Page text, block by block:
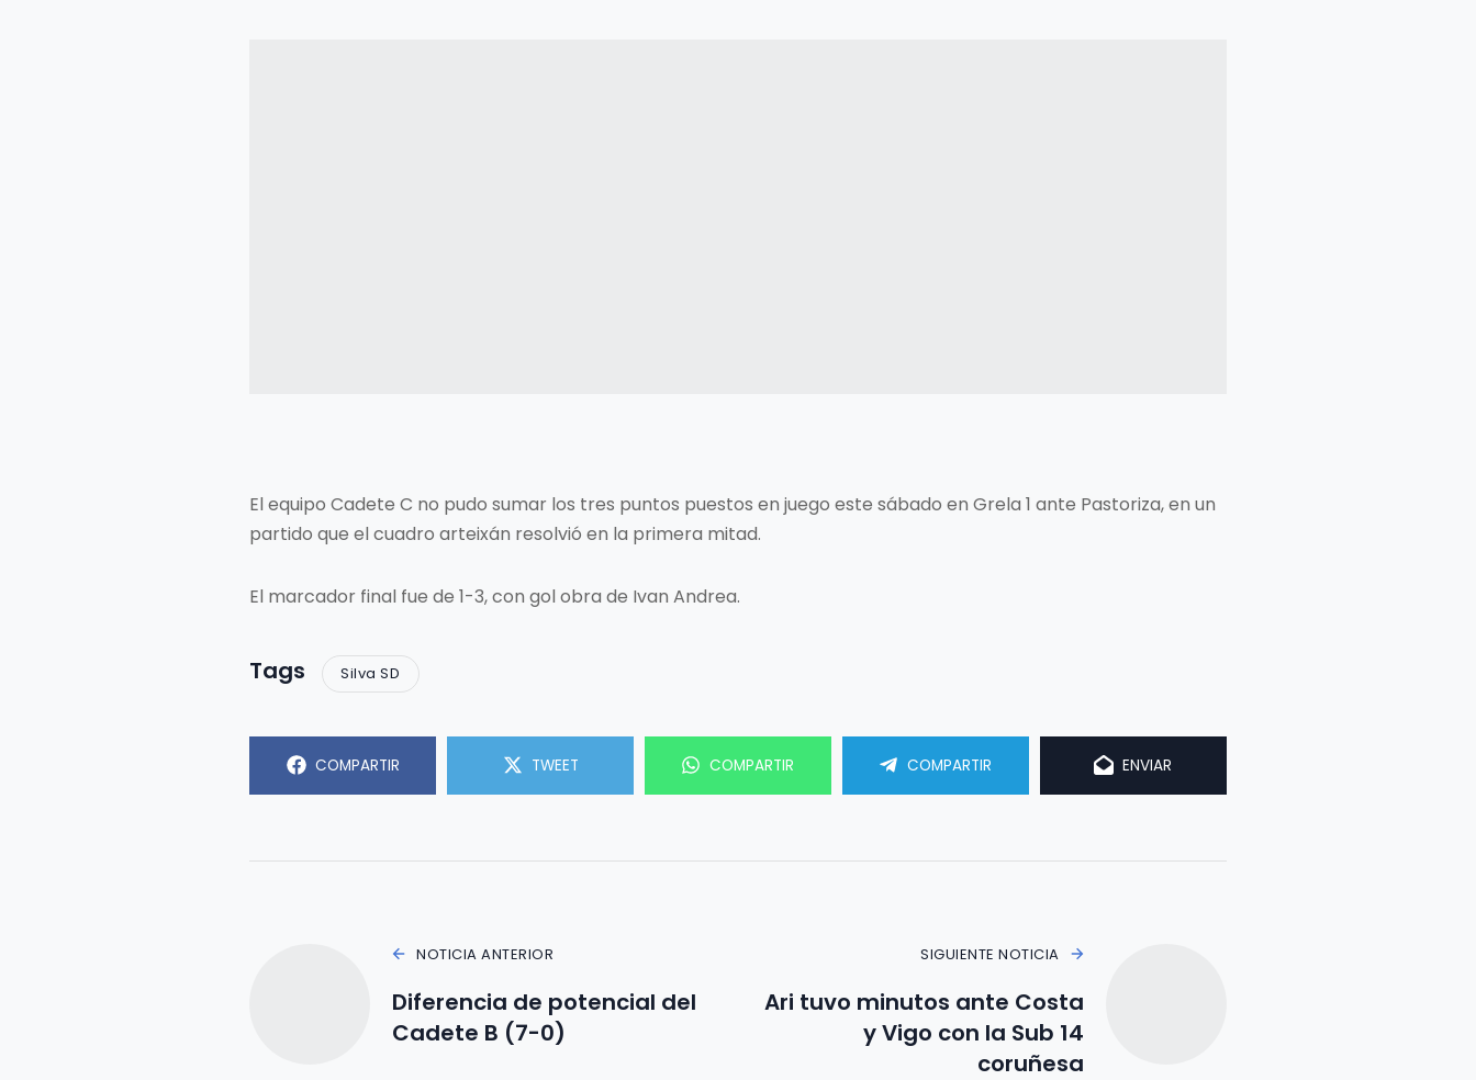
El equipo Cadete C no pudo sumar los tres puntos puestos en juego este sábado en Grela 1 ante Pastoriza, en un
partido que el cuadro arteixán resolvió en la primera mitad.
El marcador final fue de 1-3, con gol obra de Ivan Andrea.
Tags Silva SD
COMPARTIR TWEET COMPARTIR COMPARTIR ENVIAR
NOTICIA ANTERIOR
Diferencia de potencial del
Cadete B (7-0)
SIGUIENTE NOTICIA
Ari tuvo minutos ante Costa
y Vigo con la Sub 14
coruñesa